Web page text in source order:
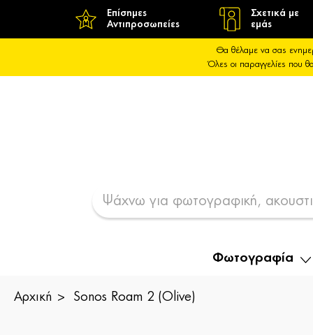
Επίσημες
Αντιπροσωπείες
Σχετικά με
εμάς
Θα θέλαμε να σας
Όλες οι παραγγελίες
Φωτογραφία
Αρχική Sonos Roam 2 (Olive)